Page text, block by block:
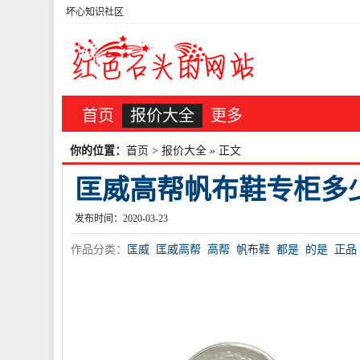
坏心知识社区
首页 报价大全 更多
你的位置： 首页 > 报价大全 » 正文
匡威高帮帆布鞋专柜多
发布时间：2020-03-23
作品分类： 匡威 匡威高帮 高帮 帆布鞋 都是 的是 正品